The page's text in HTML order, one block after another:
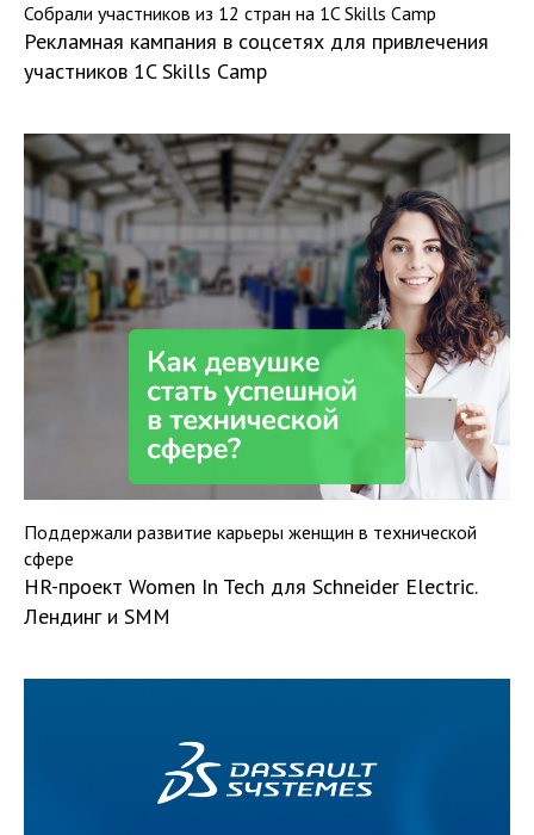
Собрали участников из 12 стран на 1C Skills Camp
Рекламная кампания в соцсетях для привлечения
участников 1C Skills Camp
Поддержали развитие карьеры женщин в технической
сфере
HR-проект Women In Tech для Schneider Electric.
Лендинг и SMM